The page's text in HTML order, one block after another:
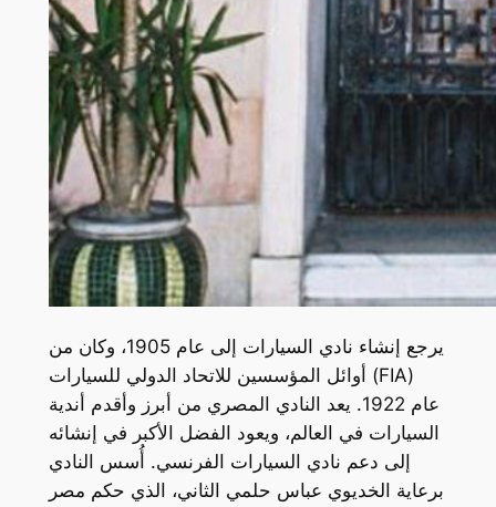
يرجع إنشاء نادي السيارات إلى عام 1905، وكان من
أوائل المؤسسين للاتحاد الدولي للسيارات (FIA)
عام 1922. يعد النادي المصري من أبرز وأقدم أندية
السيارات في العالم، ويعود الفضل الأكبر في إنشائه
إلى دعم نادي السيارات الفرنسي. أُسس النادي
برعاية الخديوي عباس حلمي الثاني، الذي حكم مصر